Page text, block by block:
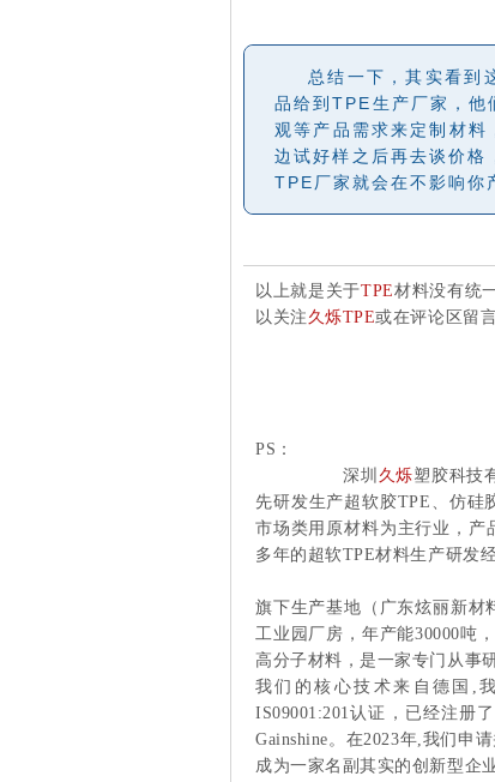
总结一下，其实看到
品给到TPE生产厂家，他
观等产品需求来定制材料
边试好样之后再去谈价格
TPE厂家就会在不影响你
以上就是关于TPE材料没有统
以关注 久烁TPE或在评论区留
PS：
深圳 久烁塑胶科技
先研发生产超软胶TPE、仿硅
市场类用原材料为主行业，产
多年的超软TPE材料生产研发经
旗下生产基地（广东炫丽新材
工业园厂房，年产能30000吨
高分子材料，是一家专门从事
我们的核心技术来自德国,
IS09001:201认证，已经注册
Gainshine。在2023年,我们申
成为一家名副其实的创新型企业